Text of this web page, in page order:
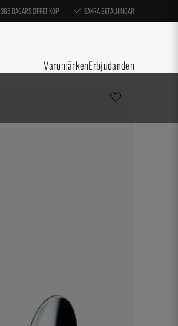
365 DAGARS ÖPPET KÖP SÄKRA BETALNINGAR
VarumärkenErbjudanden